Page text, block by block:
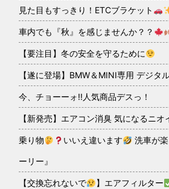
見た目もすっきり！ETCブラケット
車内でも『秋』を感じませんか？？
【要注目】冬の安全を守るために
【遂に登場】BMW＆MINI専用 デジタ
今、チョーーォ!!人気商品デスっ！
【新発売】エアコン消臭 気になるニオ
乗り物 いいえ違います 洗車が
ーリー』
【交換忘れないで 】エアフィルター